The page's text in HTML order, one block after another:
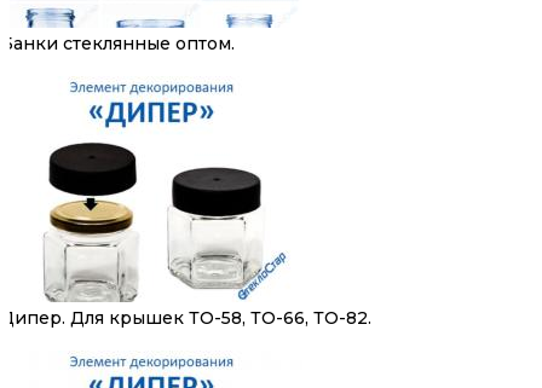
Банки стеклянные оптом.
Дипер. Для крышек ТО-58, ТО-66, ТО-82.